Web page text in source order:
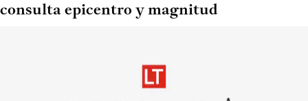
consulta epicentro y magnitud